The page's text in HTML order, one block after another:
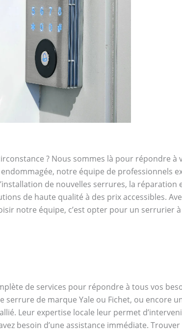
? Nous sommes là pour répondre à
notre équipe de professionnels
de nouvelles serrures, la réparation
de haute qualité à des prix accessibles.
notre équipe, c’est opter pour un serrurier
de services pour répondre à tous vos
serrure de marque Yale ou Fichet, ou encore
Leur expertise locale leur permet
besoin d’une assistance immédiate.